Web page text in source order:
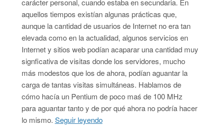
carácter personal, cuando estaba en secundaria. En
aquellos tiempos existían algunas prácticas que,
aunque la cantidad de usuarios de Internet no era tan
elevada como en la actualidad, algunos servicios en
Internet y sitios web podían acaparar una cantidad muy
signficativa de visitas donde los servidores, mucho
más modestos que los de ahora, podían aguantar la
carga de tantas visitas simultáneas. Hablamos de
cómo hacía un Pentium de poco maś de 100 MHz
para aguantar tanto y de por qué ahora no podría hacer
lo mismo. Seguir leyendo“Recuperando buenas prácticas